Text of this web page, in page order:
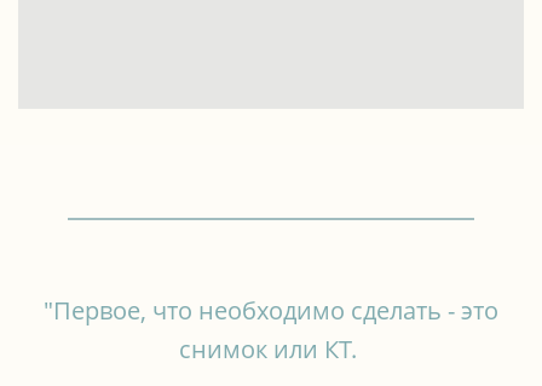
"Первое, что необходимо сделать - это
снимок или КТ.